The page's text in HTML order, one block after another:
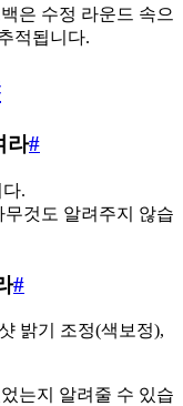
은 수정 라운드 속으
적됩니다.
라#
.
무것도 알려주지 않습
#
밝기 조정(색보정),
는지 알려줄 수 있습